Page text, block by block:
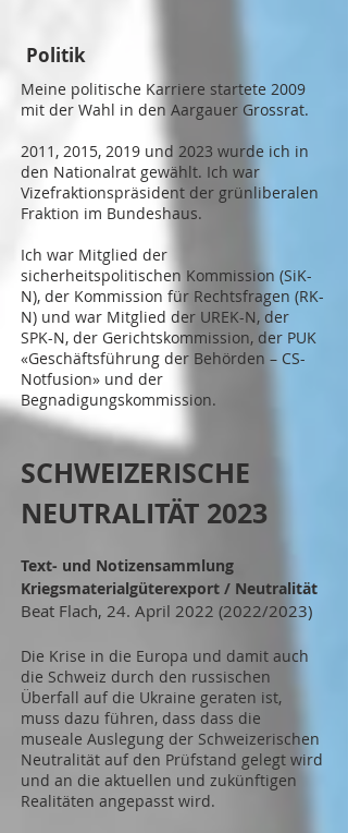
Politik
Meine politische Karriere startete 2009
mit der Wahl in den Aargauer Grossrat.
2011, 2015, 2019 und 2023 wurde ich in
den Nationalrat gewählt. Ich war
Vizefraktionspräsident der grünliberalen
Fraktion im Bundeshaus.
Ich war Mitglied der
sicherheitspolitischen Kommission (SiK-
N), der Kommission für Rechtsfragen (RK-
N) und war Mitglied der UREK-N, der
SPK-N, der Gerichtskommission, der PUK
«Geschäftsführung der Behörden – CS-
Notfusion» und der
Begnadigungskommission.
SCHWEIZERISCHE
NEUTRALITÄT 2023
Text- und Notizensammlung
Kriegsmaterialgüterexport / Neutralität
Beat Flach, 24. April 2022 (2022/2023)
Die Krise in die Europa und damit auch
die Schweiz durch den russischen
Überfall auf die Ukraine geraten ist,
muss dazu führen, dass dass die
museale Auslegung der Schweizerischen
Neutralität auf den Prüfstand gelegt wird
und an die aktuellen und zukünftigen
Realitäten angepasst wird.